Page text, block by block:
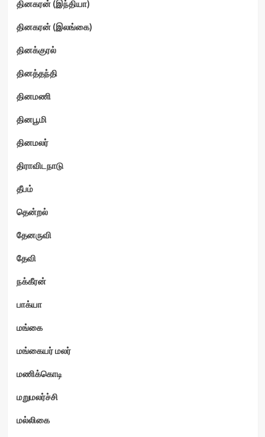
தினகரன் (இந்தியா)
தினகரன் (இலங்கை)
தினக்குரல்
தினத்தந்தி
தினமணி
தினபூமி
தினமலர்
திராவிடநாடு
தீபம்
தென்றல்
தேனருவி
தேவி
நக்கீரன்
பாக்யா
மங்கை
மங்கையர் மலர்
மணிக்கொடி
மறுமலர்ச்சி
மல்லிகை